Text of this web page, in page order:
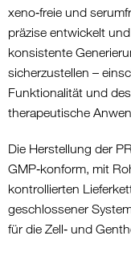
xeno‑freie und
präzise entwickelt
konsistente
sicherzustellen –
Funktionalität und
therapeutische
Die Herstellung der
GMP‑konform, mit
kontrollierten
geschlossener
für die Zell‑ und